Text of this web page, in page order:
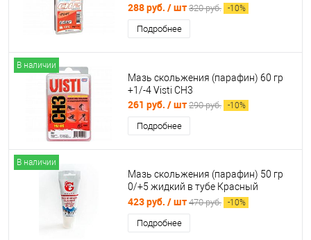
288 руб. / шт 320 руб. -10%
Подробнее
В наличии
Мазь скольжения (парафин) 60 гр
+1/-4 Visti CH3
261 руб. / шт 290 руб. -10%
Подробнее
В наличии
Мазь скольжения (парафин) 50 гр
0/+5 жидкий в тубе Красный
883003
423 руб. / шт 470 руб. -10%
Подробнее